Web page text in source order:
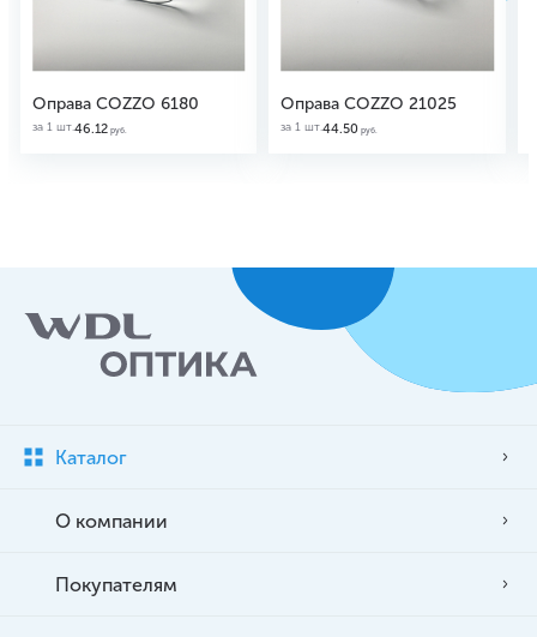
Оправа COZZO 6180
за 1 шт.46.12 руб.
Оправа COZZO 21025
за 1 шт.44.50 руб.
Каталог
О компании
Покупателям